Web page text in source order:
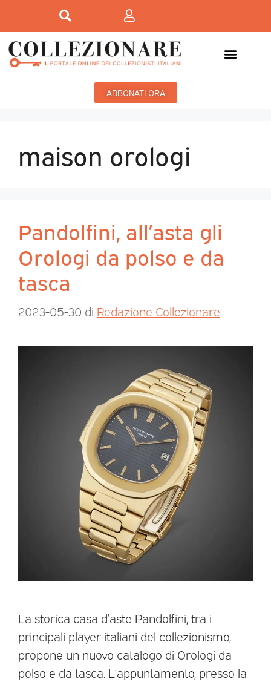
ABBONATI ORA
maison orologi
Pandolfini, all’asta gli
Orologi da polso e da
tasca
2023-05-30 di Redazione Collezionare
La storica casa d’aste Pandolfini, tra i
principali player italiani del collezionismo,
propone un nuovo catalogo di Orologi da
polso e da tasca. L’appuntamento, presso la